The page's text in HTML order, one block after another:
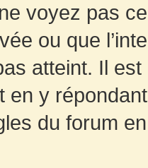
voyez pas
ou que
atteint. Il
en y
du forum